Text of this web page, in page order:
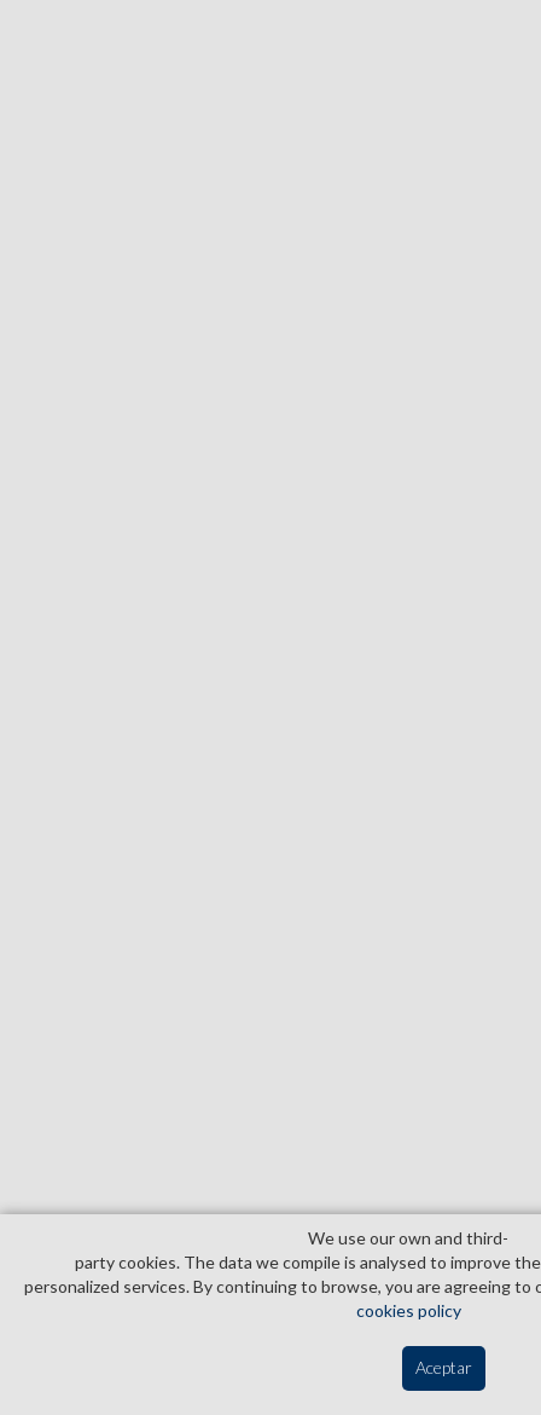
We use our own and third­
party cookies. The data we compile is analysed to improve
personalized services. By continuing to browse, you are agreeing to
cookies policy
Aceptar